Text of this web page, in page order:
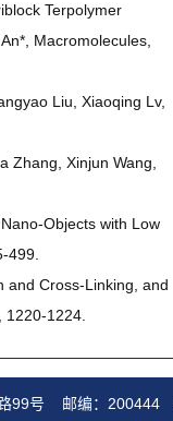
Terpolymer
Macromolecules,
Liu, Xiaoqing Lv,
Zhang, Xinjun Wang,
Objects with Low
499.
and Cross-Linking, and
1224.
路99号 邮编：200444